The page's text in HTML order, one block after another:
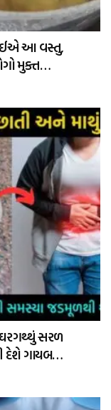
આ વસ્તુ,
મુક્ત…
સરળ
દેશે ગાયબ…